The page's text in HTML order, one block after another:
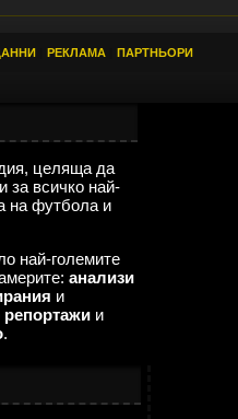
РЕКЛАМА ПАРТНЬОРИ
целяща да
за всичко най-
на футбола и
най-големите
анализи
и
репортажи и
.